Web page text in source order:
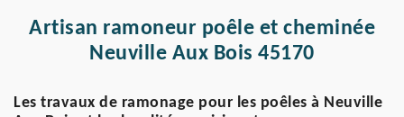
Artisan ramoneur poêle et cheminée
Neuville Aux Bois 45170
Les travaux de ramonage pour les poêles à Neuville